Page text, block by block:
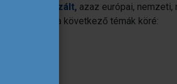
decentralizált, azaz európai,
szervezik a következő témák köré: